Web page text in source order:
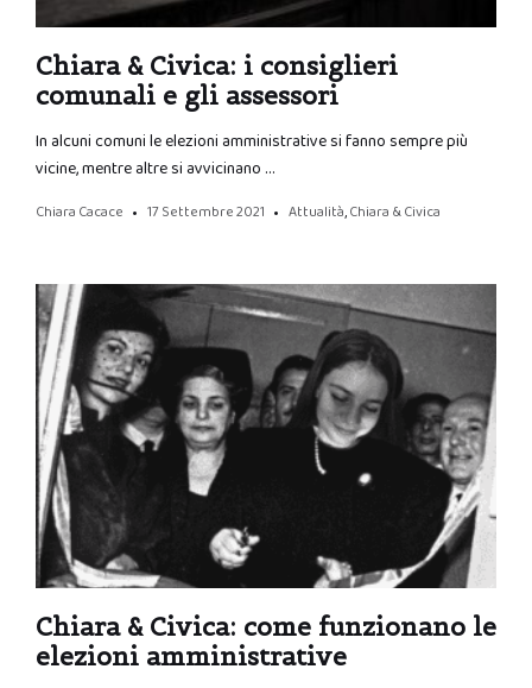
Chiara & Civica: i consiglieri
comunali e gli assessori
In alcuni comuni le elezioni amministrative si fanno sempre più
vicine, mentre altre si avvicinano …
Chiara Cacace 17 Settembre 2021 Attualità,Chiara & Civica
Chiara & Civica: come funzionano le
elezioni amministrative